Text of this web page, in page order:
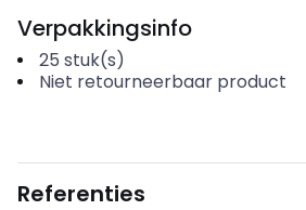
Verpakkingsinfo
25 stuk(s)
Niet retourneerbaar product
Referenties